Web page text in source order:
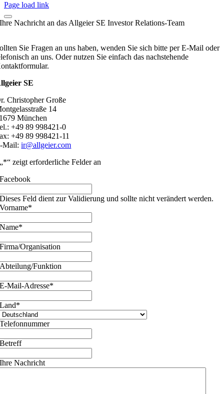
Page load link
Ihre Nachricht an das Allgeier SE Investor Relations-Team
Sie Fragen an uns haben, wenden Sie sich bitte per E-Mail oder
an uns. Oder nutzen Sie einfach das nachstehende
SE
Christopher Große
14
München
+49 89 998421-0
+49 89 998421-11
Mail:ir@allgeier.com
„*“ zeigt erforderliche Felder an
Facebook
Dieses Feld dient zur Validierung und sollte nicht verändert werden.
Vorname*
Name*
Firma/Organisation
Abteilung/Funktion
E-Mail-Adresse*
Land*
Telefonnummer
Betreff
Ihre Nachricht